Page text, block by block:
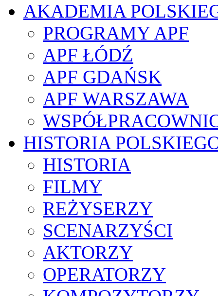
AKADEMIA
PROGRAMY APF
APF ŁÓDŹ
APF GDAŃSK
APF WARSZAWA
HISTORIA
HISTORIA
FILMY
REŻYSERZY
SCENARZYŚCI
AKTORZY
OPERATORZY